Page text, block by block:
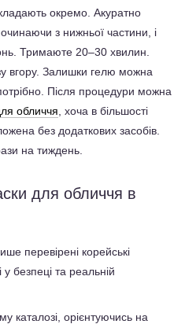
окремо. Акуратно
з нижньої частини, і
Тримаюте 20–30 хвилин.
вгору. Залишки гелю можна
Після процедури можна
обличчя , хоча в більшості
без додаткових засобів.
на тиждень.
для обличчя в
перевірені корейські
безпеці та реальній
каталозі, орієнтуючись на